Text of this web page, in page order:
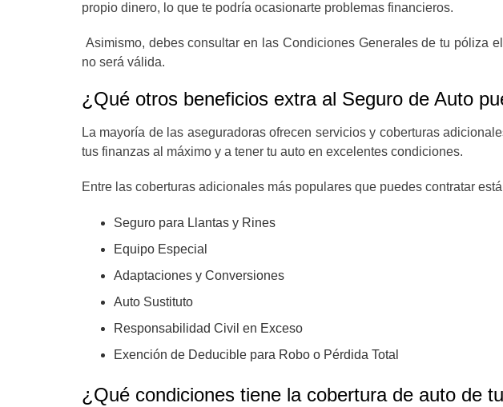
propio dinero, lo que te podría ocasionarte problemas financieros.
Asimismo, debes consultar en las Condiciones Generales de tu póliza
no será válida.
¿Qué otros beneficios extra al Seguro de Auto
La mayoría de las aseguradoras ofrecen servicios y coberturas
tus finanzas al máximo y a tener tu auto en excelentes condiciones.
Entre las coberturas adicionales más populares que puedes contratar
Seguro para Llantas y Rines
Equipo Especial
Adaptaciones y Conversiones
Auto Sustituto
Responsabilidad Civil en Exceso
Exención de Deducible para Robo o Pérdida Total
¿Qué condiciones tiene la cobertura de auto de